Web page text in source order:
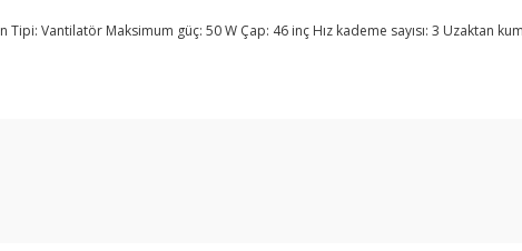
Vantilatör Maksimum güç: 50 W Çap: 46 inç Hız kademe sayısı: 3 Uzaktan